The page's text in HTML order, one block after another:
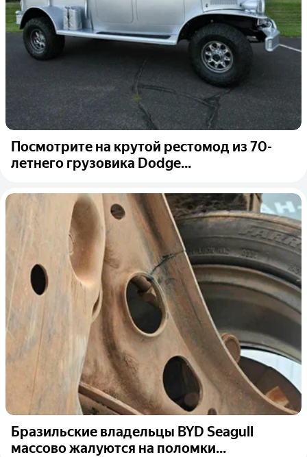
Посмотрите на крутой рестомод из 70-
летнего грузовика Dodge...
Бразильские владельцы BYD Seagull
массово жалуются на поломки...